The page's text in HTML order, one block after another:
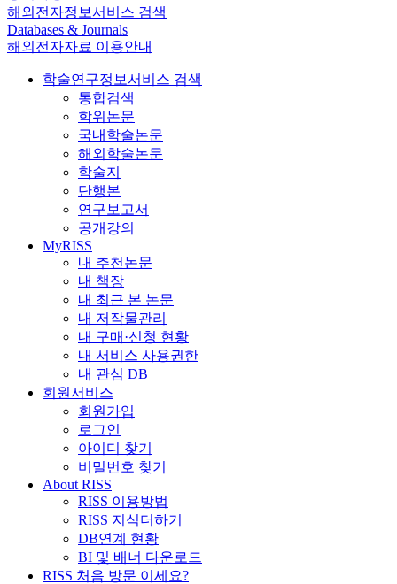
해외전자정보서비스 검색
Databases & Journals
해외전자자료 이용안내
학술연구정보서비스 검색
통합검색
학위논문
국내학술논문
해외학술논문
학술지
단행본
연구보고서
공개강의
MyRISS
내 추천논문
내 책장
내 최근 본 논문
내 저작물관리
내 구매·신청 현황
내 서비스 사용권한
내 관심 DB
회원서비스
회원가입
로그인
아이디 찾기
비밀번호 찾기
About RISS
RISS 이용방법
RISS 지식더하기
DB연계 현황
BI 및 배너 다운로드
RISS 처음 방문 이세요?